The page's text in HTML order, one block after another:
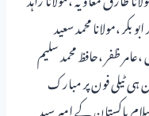
بکر ،مولانا محمد سعید
ظفر ،حافظ محمد سلیم
ٹیلی فون پر مبارک
پاکستان کے امیر سید